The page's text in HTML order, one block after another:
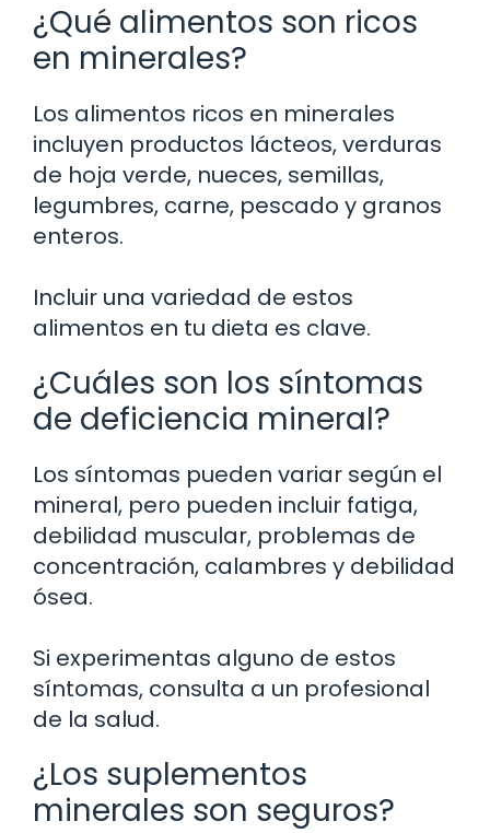
¿Qué alimentos son ricos
en minerales?
Los alimentos ricos en minerales
incluyen productos lácteos, verduras
de hoja verde, nueces, semillas,
legumbres, carne, pescado y granos
enteros.
Incluir una variedad de estos
alimentos en tu dieta es clave.
¿Cuáles son los síntomas
de deficiencia mineral?
Los síntomas pueden variar según el
mineral, pero pueden incluir fatiga,
debilidad muscular, problemas de
concentración, calambres y debilidad
ósea.
Si experimentas alguno de estos
síntomas, consulta a un profesional
de la salud.
¿Los suplementos
minerales son seguros?